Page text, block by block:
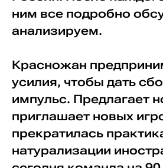
ним все подробно
анализируем.
Красножан
усилия, чтобы дать
импульс. Предлагает
приглашает новых
прекратилась
натурализации